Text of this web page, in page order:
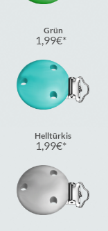
Grün
1,99€
Helltürkis
1,99€